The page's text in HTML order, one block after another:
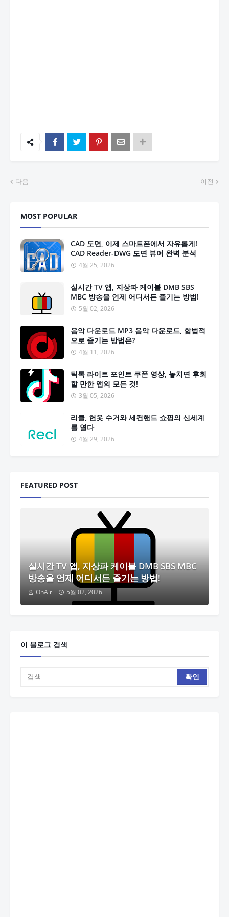
다음 이전
MOST POPULAR
CAD 도면, 이제 스마트폰에서 자유롭게!
CAD Reader-DWG 도면 뷰어 완벽 분석
4월 25, 2026
실시간 TV 앱, 지상파 케이블 DMB SBS
MBC 방송을 언제 어디서든 즐기는 방법!
5월 02, 2026
음악 다운로드 MP3 음악 다운로드, 합법적
으로 즐기는 방법은?
4월 11, 2026
틱톡 라이트 포인트 쿠폰 영상, 놓치면 후회
할 만한 앱의 모든 것!
3월 05, 2026
리클, 헌옷 수거와 세컨핸드 쇼핑의 신세계
를 열다
4월 29, 2026
FEATURED POST
실시간 TV 앱, 지상파 케이블 DMB SBS MBC
방송을 언제 어디서든 즐기는 방법!
OnAir 5월 02, 2026
이 블로그 검색